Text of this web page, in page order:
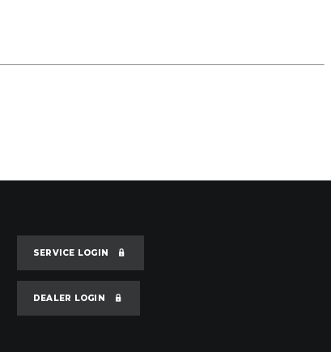
SERVICE LOGIN
DEALER LOGIN